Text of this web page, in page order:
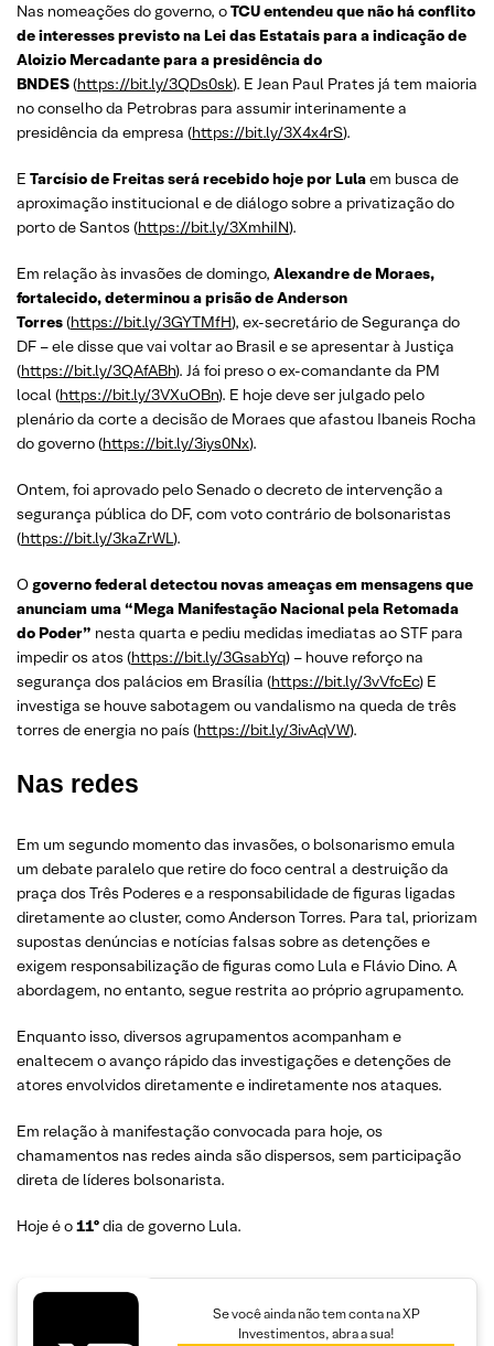
Nas nomeações do governo, oTCU entendeu que não há conflito
de interesses previsto na Lei das Estatais para a indicação de
Aloizio Mercadante para a presidência do
BNDES(https://bit.ly/3QDs0sk). E Jean Paul Prates já tem maioria
no conselho da Petrobras para assumir interinamente a
presidência da empresa (https://bit.ly/3X4x4rS).
E Tarcísio de Freitas será recebido hoje por Lulaem busca de
aproximação institucional e de diálogo sobre a privatização do
porto de Santos (https://bit.ly/3XmhiIN).
Em relação às invasões de domingo, Alexandre de Moraes,
fortalecido, determinou a prisão de Anderson
Torres(https://bit.ly/3GYTMfH), ex-secretário de Segurança do
DF – ele disse que vai voltar ao Brasil e se apresentar à Justiça
(https://bit.ly/3QAfABh). Já foi preso o ex-comandante da PM
local (https://bit.ly/3VXuOBn). E hoje deve ser julgado pelo
plenário da corte a decisão de Moraes que afastou Ibaneis Rocha
do governo (https://bit.ly/3iys0Nx).
Ontem, foi aprovado pelo Senado o decreto de intervenção a
segurança pública do DF, com voto contrário de bolsonaristas
(https://bit.ly/3kaZrWL).
O governo federal detectou novas ameaças em mensagens que
anunciam uma “Mega Manifestação Nacional pela Retomada
do Poder” nesta quarta e pediu medidas imediatas ao STF para
impedir os atos (https://bit.ly/3GsabYq) – houve reforço na
segurança dos palácios em Brasília (https://bit.ly/3vVfcEc) E
investiga se houve sabotagem ou vandalismo na queda de três
torres de energia no país (https://bit.ly/3ivAqVW).
Nas redes
Em um segundo momento das invasões, o bolsonarismo emula
um debate paralelo que retire do foco central a destruição da
praça dos Três Poderes e a responsabilidade de figuras ligadas
diretamente ao cluster, como Anderson Torres. Para tal, priorizam
supostas denúncias e notícias falsas sobre as detenções e
exigem responsabilização de figuras como Lula e Flávio Dino. A
abordagem, no entanto, segue restrita ao próprio agrupamento.
Enquanto isso, diversos agrupamentos acompanham e
enaltecem o avanço rápido das investigações e detenções de
atores envolvidos diretamente e indiretamente nos ataques.
Em relação à manifestação convocada para hoje, os
chamamentos nas redes ainda são dispersos, sem participação
direta de líderes bolsonarista.
Hoje é o11ºdia de governo Lula.
Se você ainda não tem conta na XP
Investimentos, abra a sua!